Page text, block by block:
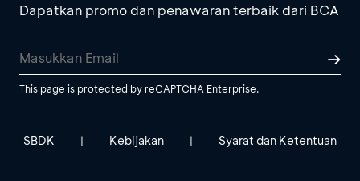
Dapatkan promo dan penawaran terbaik dari BCA
This page is protected by reCAPTCHA Enterprise.
SBDK | Kebijakan | Syarat dan Ketentuan